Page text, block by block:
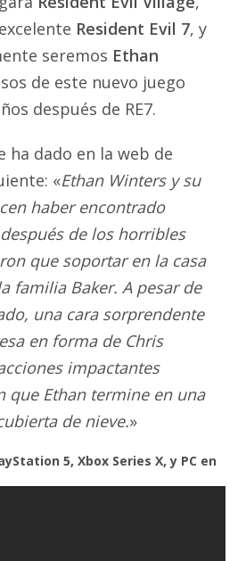
Resident Evil 7, y
seremos Ethan
de este nuevo juego
después de RE7.
ha dado en la web de
«Ethan Winters y su
haber encontrado
de los horribles
que soportar en la casa
familia Baker. A pesar de
una cara sorprendente
en forma de Chris
impactantes
que Ethan termine en una
de nieve.»
5, Xbox Series X, y PC en